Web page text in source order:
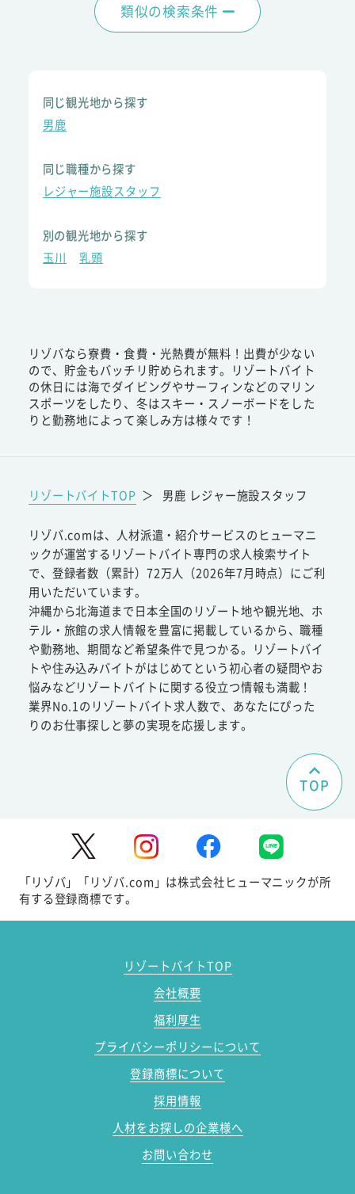
類似の検索条件
同じ観光地から探す
男鹿
同じ職種から探す
レジャー施設スタッフ
別の観光地から探す
玉川
乳頭
リゾバなら寮費・食費・光熱費が無料！出費が少ない
ので、貯金もバッチリ貯められます。リゾートバイト
の休日には海でダイビングやサーフィンなどのマリン
スポーツをしたり、冬はスキー・スノーボードをした
りと勤務地によって楽しみ方は様々です！
リゾートバイトTOP ＞ 男鹿 レジャー施設スタッフ
リゾバ.comは、人材派遣・紹介サービスのヒューマニ
ックが運営するリゾートバイト専門の求人検索サイト
で、登録者数（累計）72万人（2026年7月時点）にご利
用いただいています。
沖縄から北海道まで日本全国のリゾート地や観光地、ホ
テル・旅館の求人情報を豊富に掲載しているから、職種
や勤務地、期間など希望条件で見つかる。リゾートバイ
トや住み込みバイトがはじめてという初心者の疑問やお
悩みなどリゾートバイトに関する役立つ情報も満載！
業界No.1のリゾートバイト求人数で、あなたにぴった
りのお仕事探しと夢の実現を応援します。
TOP
「リゾバ」「リゾバ.com」は株式会社ヒューマニックが所
有する登録商標です。
リゾートバイトTOP
会社概要
福利厚生
プライバシーポリシーについて
登録商標について
採用情報
人材をお探しの企業様へ
お問い合わせ